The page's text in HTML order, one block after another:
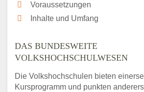
Voraussetzungen
Inhalte und Umfang
DAS BUNDESWEITE
VOLKSHOCHSCHULWESEN
Die Volkshochschulen bieten
Kursprogramm und punkten